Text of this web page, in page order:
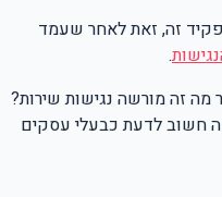
זה, זאת לאחר שעמד
.
זה מורשה נגישות שירות?
חשוב לדעת כבעלי עסקים